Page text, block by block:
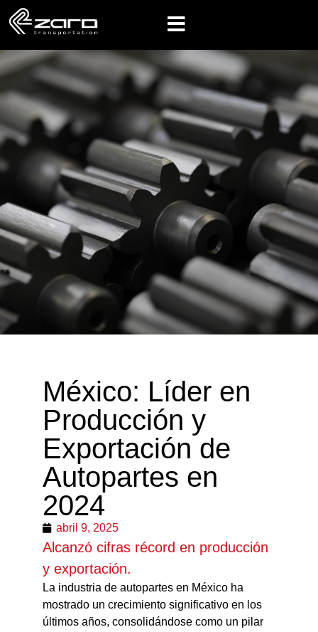
México: Líder en
Producción y
Exportación de
Autopartes en
2024
abril 9, 2025
Alcanzó cifras récord en producción
y exportación.
​La industria de autopartes en México ha
mostrado un crecimiento significativo en los
últimos años, consolidándose como un pilar